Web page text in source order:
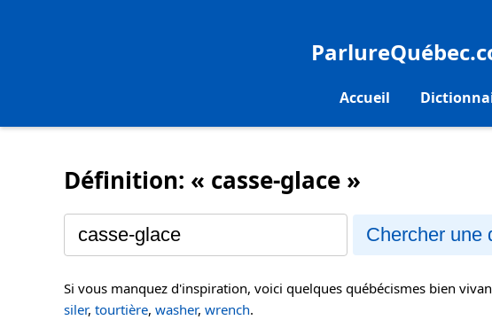
Accueil
Définition: « casse-glace »
Chercher une
Si vous manquez d'inspiration, voici quelques québécismes bien
siler, tourtière, washer, wrench.